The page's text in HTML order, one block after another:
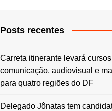
Posts recentes
Carreta itinerante levará
comunicação, audiovisual e
para quatro regiões do DF
Delegado Jônatas tem